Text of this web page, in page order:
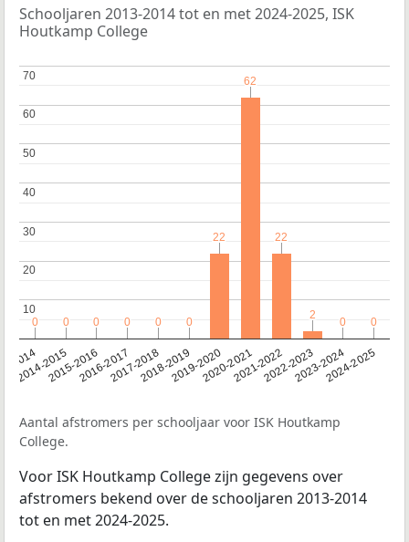
Schooljaren 2013-2014 tot en met 2024-2025, ISK
Houtkamp College
2014
2014-20152015-20162016-20172017-20182018-20192019-20202020-20212021-20222022-20232023-20242024-2025
10
10
20
20
30
30
40
40
50
50
60
60
70
70
0
0 0
0 0
0 0
0 0
0 0
0
22
22
62
62
22
22
2
2
0
0 0
0
Aantal afstromers per schooljaar voor ISK Houtkamp
College.
Voor ISK Houtkamp College zijn gegevens over
afstromers bekend over de schooljaren 2013-2014
tot en met 2024-2025.